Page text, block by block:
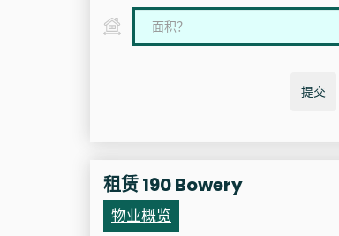
提交
租赁 190 Bowery
物业概览